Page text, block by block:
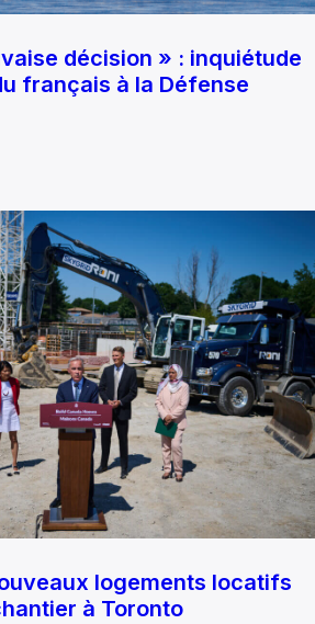
décision » : inquiétude
français à la Défense
logements locatifs
à Toronto